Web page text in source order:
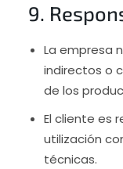
9.
La empresa
indirectos o
de los
El cliente es
utilización
técnicas.